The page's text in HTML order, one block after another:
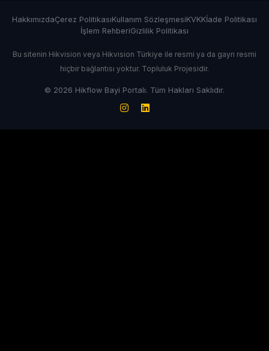
HakkımızdaÇerez PolitikasıKullanım SözleşmesiKVKKİade Politikası
İşlem RehberiGizlilik Politikası
Bu sitenin Hikvision veya Hikvision Türkiye ile resmi ya da gayrı resmi
hiçbir bağlantısı yoktur. Topluluk Projesidir.
© 2026 Hikflow Bayi Portalı. Tüm Hakları Saklıdır.